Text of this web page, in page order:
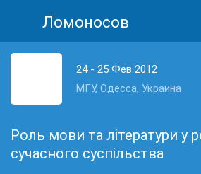
Ломоносов
24 - 25 Фев 2012
МГУ, Одесса, Украина
Роль мови та літератури у
сучасного суспільства